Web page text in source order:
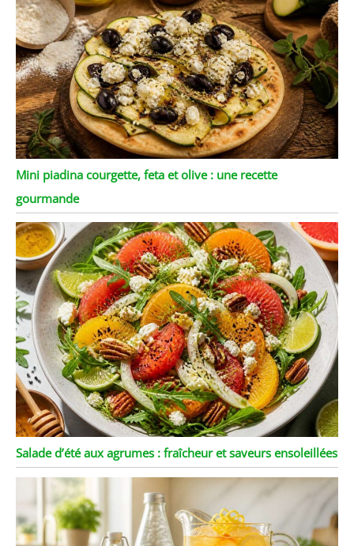
pour servir des
spaghettis, des soupes,
des desserts, du riz, des
salades, et plus encore.
Design élégant et
classique pour les
occasions formelles ou
les repas quotidiens
Mini piadina courgette, feta et olive : une recette
gourmande
Salade d’été aux agrumes : fraîcheur et saveurs ensoleillées